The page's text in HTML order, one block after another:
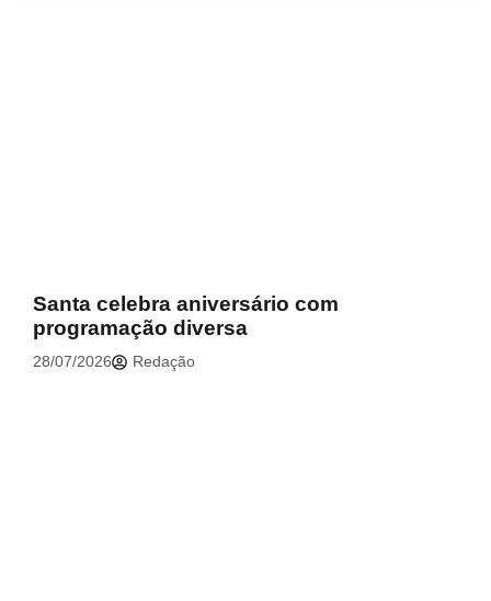
Santa celebra aniversário com
programação diversa
28/07/2026 Redação